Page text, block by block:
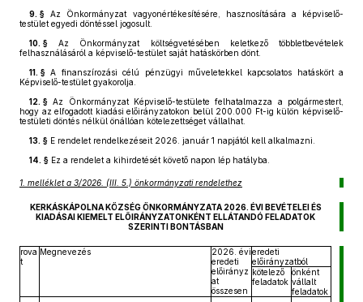
9. § Az Önkormányzat vagyonértékesítésére, hasznosítására a képviselő-
testület egyedi döntéssel jogosult.
10. § Az Önkormányzat költségvetésében keletkező többletbevételek
felhasználásáról a képviselő-testület saját hatáskörben dönt.
11. § A finanszírozási célú pénzügyi műveletekkel kapcsolatos hatáskört a
Képviselő-testület gyakorolja.
12. § Az Önkormányzat Képviselő-testülete felhatalmazza a polgármestert,
hogy az elfogadott kiadási előirányzatokon belül 200.000 Ft-ig külön képviselő-
testületi döntés nélkül önállóan kötelezettséget vállalhat.
13. § E rendelet rendelkezéseit 2026. január 1 napjától kell alkalmazni.
14. § Ez a rendelet a kihirdetését követő napon lép hatályba.
1. melléklet a 3/2026. (III. 5.) önkormányzati rendelethez
KERKÁSKÁPOLNA KÖZSÉG ÖNKORMÁNYZATA 2026. ÉVI BEVÉTELEI ÉS
KIADÁSAI KIEMELT ELŐIRÁNYZATONKÉNT ELLÁTANDÓ FELADATOK
SZERINTI BONTÁSBAN
rova
t
Megnevezés
2026. évi
eredeti
előirányz
at
összesen
eredeti
előirányzatból
kötelező
feladatok
önként
vállalt
feladatok